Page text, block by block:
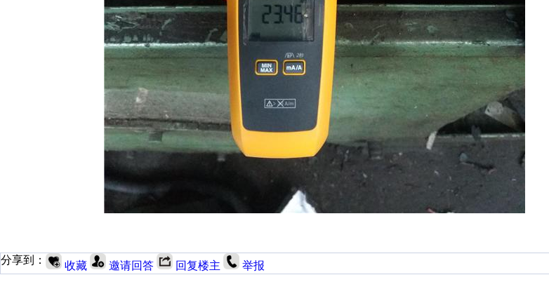
分享到： 收藏 邀请回答 回复楼主 举报